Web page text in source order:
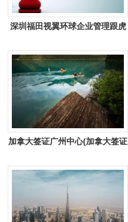
深圳福田视翼环球企业管理跟虎
加拿大签证广州中心(加拿大签证